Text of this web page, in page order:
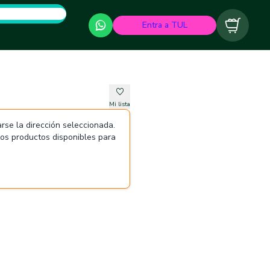
Entra a TUL Carrito
Mi lista
la dirección seleccionada.
productos disponibles para